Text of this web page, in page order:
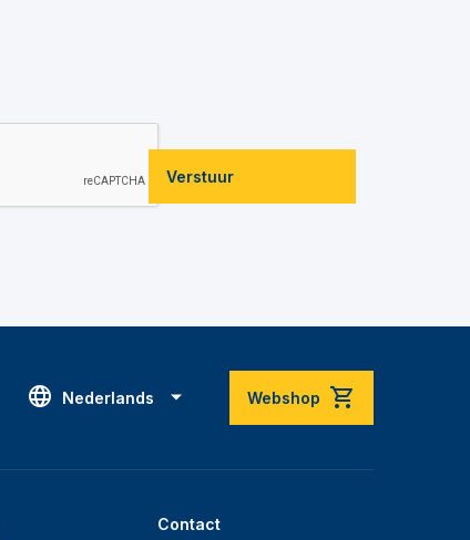
Verstuur
Nederlands Webshop
Contact